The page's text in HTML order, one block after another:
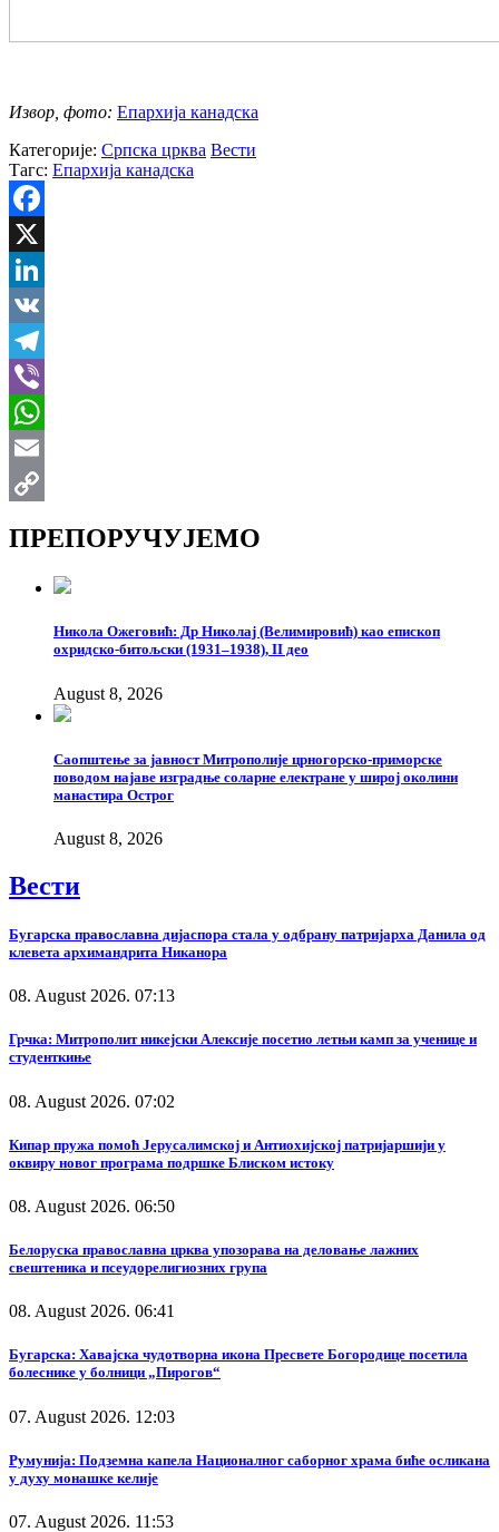
Извор, фото: Епархија канадска
Категорије: Српска црква Вести
Тагс: Епархија канадска
Facebook
X
LinkedIn
VK
Telegram
Viber
WhatsApp
Email
ПРЕПОРУЧУЈЕМО
Никола Ожеговић: Др Николај (Велимировић) као епископ
охридско-битољски (1931–1938), II део
August 8, 2026
Саопштење за јавност Митрополије црногорско-приморске
поводом најаве изградње соларне електране у широј околини
манастира Острог
August 8, 2026
Вести
Бугарска православна дијаспора стала у одбрану патријарха Данила од
клевета архимандрита Никанора
08. August 2026. 07:13
Грчка: Митрополит никејски Алексије посетио летњи камп за ученице и
студенткиње
08. August 2026. 07:02
Кипар пружа помоћ Јерусалимској и Антиохијској патријаршији у
оквиру новог програма подршке Блиском истоку
08. August 2026. 06:50
Белоруска православна црква упозорава на деловање лажних
свештеника и псеудорелигиозних група
08. August 2026. 06:41
Бугарска: Хавајска чудотворна икона Пресвете Богородице посетила
болеснике у болници „Пирогов“
07. August 2026. 12:03
Румунија: Подземна капела Националног саборног храма биће осликана
у духу монашке келије
07. August 2026. 11:53